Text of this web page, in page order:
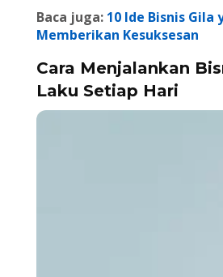
Baca juga: 10 Ide Bisnis Gila
Memberikan Kesuksesan
Cara Menjalankan
Laku Setiap Hari